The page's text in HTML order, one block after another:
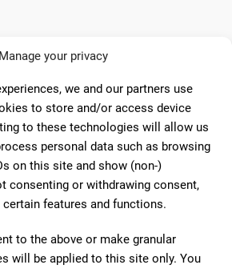
Manage your privacy
we and our partners use
to store and/or access device
to these technologies will allow us
personal data such as browsing
on this site and show (non-)
consenting or withdrawing consent,
features and functions.
to the above or make granular
will be applied to this site only. You
en el ámbito educativo ha
digitales no solo facilitan la
sino que también enriquecen la
digitales
puede ampliar y diversificar las